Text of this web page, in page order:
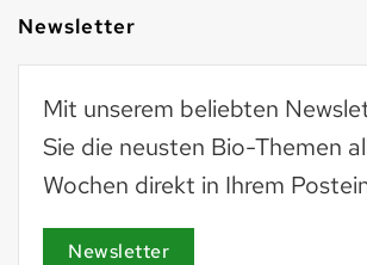
Newsletter
Mit unserem beliebten
Sie die neusten Bio-Themen
Wochen direkt in Ihrem
Newsletter